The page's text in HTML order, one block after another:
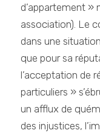
d’appartement »
association). Le
dans une
que pour sa
l’acceptation de
particuliers »
un afflux de
des injustices,